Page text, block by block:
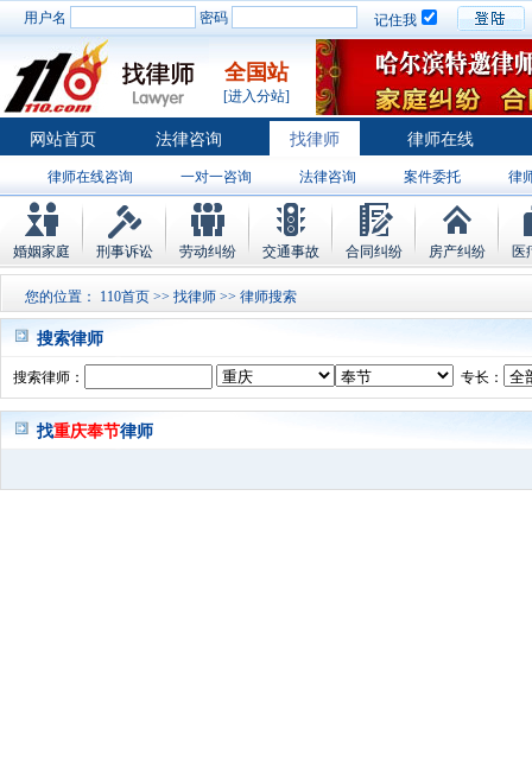
用户名 密码 记住我
全国站
[进入分站]
网站首页 法律咨询 找律师 律师在线
律师在线咨询 一对一咨询 法律咨询 案件委托 律
婚姻家庭 刑事诉讼 劳动纠纷 交通事故 合同纠纷 房产纠纷 医
您的位置： 110首页 >> 找律师 >> 律师搜索
搜索律师
搜索律师： 专长：
找重庆奉节律师